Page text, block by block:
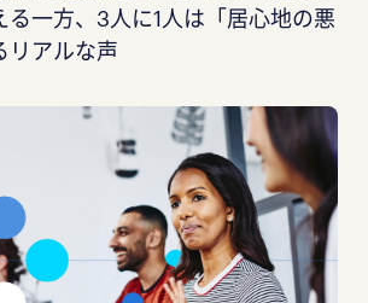
る一方、3人に1人は「居心地の悪
リアルな声